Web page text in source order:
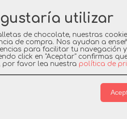
utilizar
de chocolate, nuestras
de compra. Nos ayudan a
para facilitar tu navegación
click en "Aceptar" confirmas
por favor lea nuestra política de